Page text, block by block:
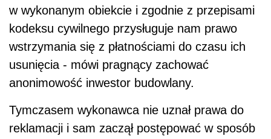
w wykonanym obiekcie i zgodnie z przepisami
kodeksu cywilnego przysługuje nam prawo
wstrzymania się z płatnościami do czasu ich
usunięcia - mówi pragnący zachować
anonimowość inwestor budowlany.
Tymczasem wykonawca nie uznał prawa do
reklamacji i sam zaczął postępować w sposób